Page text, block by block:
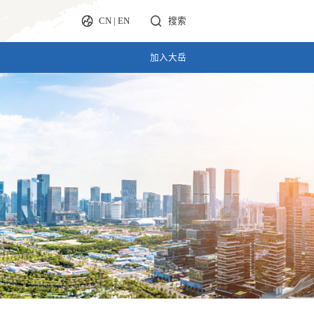
CN| EN 搜索
加入大岳